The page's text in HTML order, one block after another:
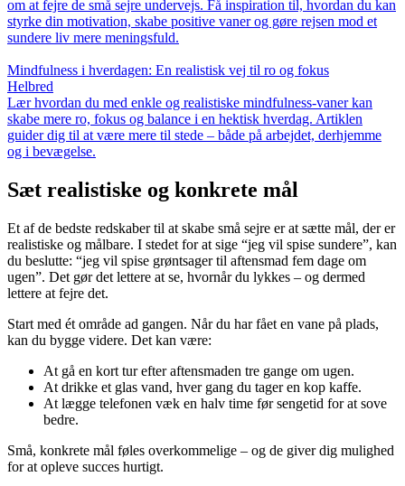
om at fejre de små sejre undervejs. Få inspiration til, hvordan du kan
styrke din motivation, skabe positive vaner og gøre rejsen mod et
sundere liv mere meningsfuld.
Mindfulness i hverdagen: En realistisk vej til ro og fokus
Helbred
Lær hvordan du med enkle og realistiske mindfulness-vaner kan
skabe mere ro, fokus og balance i en hektisk hverdag. Artiklen
guider dig til at være mere til stede – både på arbejdet, derhjemme
og i bevægelse.
Sæt realistiske og konkrete mål
Et af de bedste redskaber til at skabe små sejre er at sætte mål, der er
realistiske og målbare. I stedet for at sige “jeg vil spise sundere”, kan
du beslutte: “jeg vil spise grøntsager til aftensmad fem dage om
ugen”. Det gør det lettere at se, hvornår du lykkes – og dermed
lettere at fejre det.
Start med ét område ad gangen. Når du har fået en vane på plads,
kan du bygge videre. Det kan være:
At gå en kort tur efter aftensmaden tre gange om ugen.
At drikke et glas vand, hver gang du tager en kop kaffe.
At lægge telefonen væk en halv time før sengetid for at sove
bedre.
Små, konkrete mål føles overkommelige – og de giver dig mulighed
for at opleve succes hurtigt.